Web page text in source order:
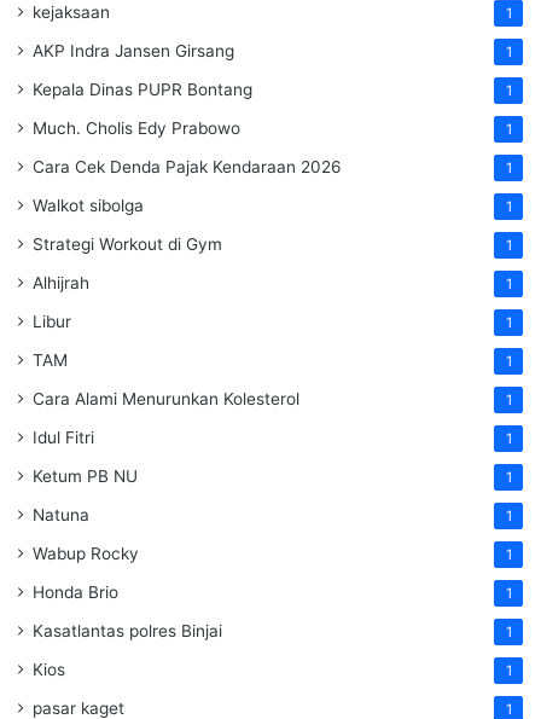
kejaksaan 1
AKP Indra Jansen Girsang 1
Kepala Dinas PUPR Bontang 1
Much. Cholis Edy Prabowo 1
Cara Cek Denda Pajak Kendaraan 2026 1
Walkot sibolga 1
Strategi Workout di Gym 1
Alhijrah 1
Libur 1
TAM 1
Cara Alami Menurunkan Kolesterol 1
Idul Fitri 1
Ketum PB NU 1
Natuna 1
Wabup Rocky 1
Honda Brio 1
Kasatlantas polres Binjai 1
Kios 1
pasar kaget 1